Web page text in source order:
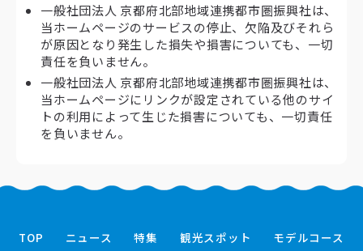
一般社団法人 京都府北部地域連携都市圏振興社は、
当ホームページのサービスの停止、欠陥及びそれら
が原因となり発生した損失や損害についても、一切
責任を負いません。
一般社団法人 京都府北部地域連携都市圏振興社は、
当ホームページにリンクが設定されている他のサイ
トの利用によって生じた損害についても、一切責任
を負いません。
TOP ニュース 特集 観光スポット
モデルコース